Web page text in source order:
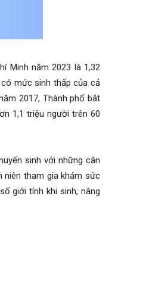
Minh năm 2023 là 1,32
mức sinh thấp của cả
2017, Thành phố bắt
1,1 triệu người trên 60
sinh với những cân
niên tham gia khám sức
giới tính khi sinh; nâng